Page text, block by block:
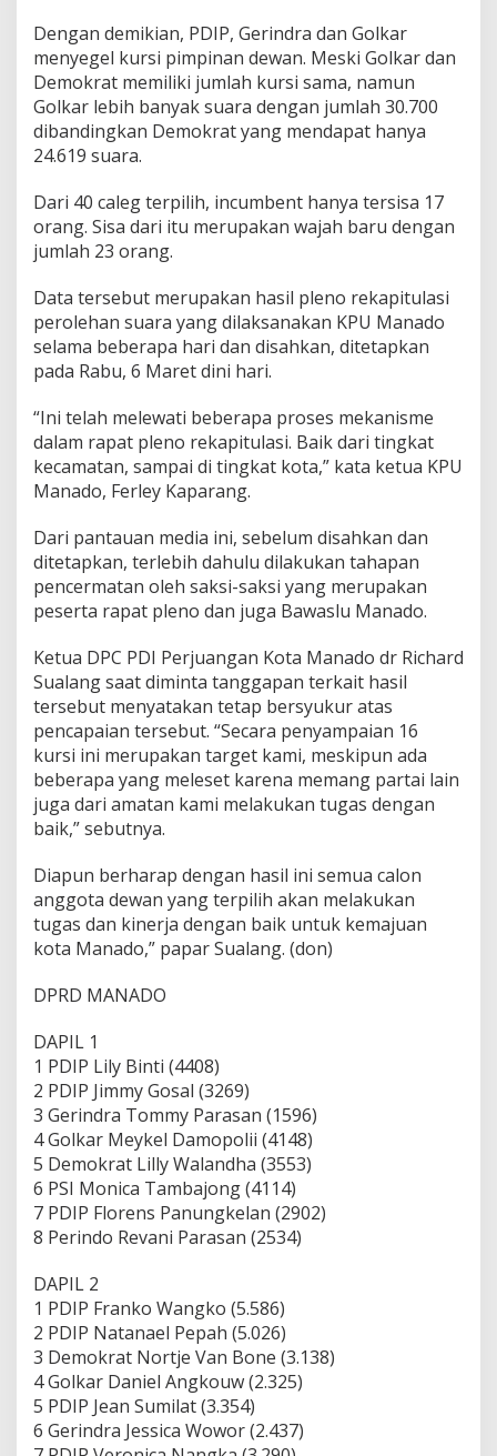
B
a
r
u
,
B
i
k
u
n
i
N
a
m
n
a
m
a
y
a
Dengan demikian, PDIP, Gerindra dan Golkar
menyegel kursi pimpinan dewan. Meski Golkar dan
Demokrat memiliki jumlah kursi sama, namun
Golkar lebih banyak suara dengan jumlah 30.700
dibandingkan Demokrat yang mendapat hanya
24.619 suara.
Dari 40 caleg terpilih, incumbent hanya tersisa 17
orang. Sisa dari itu merupakan wajah baru dengan
jumlah 23 orang.
Data tersebut merupakan hasil pleno rekapitulasi
perolehan suara yang dilaksanakan KPU Manado
selama beberapa hari dan disahkan, ditetapkan
pada Rabu, 6 Maret dini hari.
“Ini telah melewati beberapa proses mekanisme
dalam rapat pleno rekapitulasi. Baik dari tingkat
kecamatan, sampai di tingkat kota,” kata ketua KPU
Manado, Ferley Kaparang.
Dari pantauan media ini, sebelum disahkan dan
ditetapkan, terlebih dahulu dilakukan tahapan
pencermatan oleh saksi-saksi yang merupakan
peserta rapat pleno dan juga Bawaslu Manado.
Ketua DPC PDI Perjuangan Kota Manado dr Richard
Sualang saat diminta tanggapan terkait hasil
tersebut menyatakan tetap bersyukur atas
pencapaian tersebut. “Secara penyampaian 16
kursi ini merupakan target kami, meskipun ada
beberapa yang meleset karena memang partai lain
juga dari amatan kami melakukan tugas dengan
baik,” sebutnya.
Diapun berharap dengan hasil ini semua calon
anggota dewan yang terpilih akan melakukan
tugas dan kinerja dengan baik untuk kemajuan
kota Manado,” papar Sualang. (don)
DPRD MANADO
DAPIL 1
1 PDIP Lily Binti (4408)
2 PDIP Jimmy Gosal (3269)
3 Gerindra Tommy Parasan (1596)
4 Golkar Meykel Damopolii (4148)
5 Demokrat Lilly Walandha (3553)
6 PSI Monica Tambajong (4114)
7 PDIP Florens Panungkelan (2902)
8 Perindo Revani Parasan (2534)
DAPIL 2
1 PDIP Franko Wangko (5.586)
2 PDIP Natanael Pepah (5.026)
3 Demokrat Nortje Van Bone (3.138)
4 Golkar Daniel Angkouw (2.325)
5 PDIP Jean Sumilat (3.354)
6 Gerindra Jessica Wowor (2.437)